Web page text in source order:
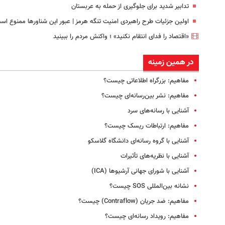
تدابیر شدید برای جلوگیری از حمله به عربستان
اولین جزئیات طرح راهبردی امنیت تنگه هرمز | عبور این شناورها ممنوع
«اقتصاد را فدای انتقام نکنید» ؛ واکنش مردم را ببینید
در همین زمینه
مفاهیم: بزرگراه‌ اطلاعاتی چیست؟
مفاهیم: نشر بین‌رسانه‌ای چیست؟
آشنایی با رسانه‌های سرد
مفاهیم: ارتباطات ریسک چیست؟
آشنایی با گروه رسانه‌ای دانشگاه گلاسکو
آشنایی با نظریه‌های تأثیرات
آشنایی با شورای جهانی آرشیوها (ICA)
نشانه بین‌المللی SOS چیست؟
مفاهیم: ضد جریان (Contraflow) چیست؟
مفاهیم: رویداد رسانه‌ای چیست؟